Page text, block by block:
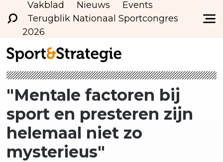
Vakblad Nieuws
Events
Terugblik Nationaal Sportcongres
2026
"Mentale factoren bij
sport en presteren zijn
helemaal niet zo
mysterieus"